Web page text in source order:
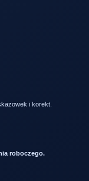
i korekt.
roboczego.